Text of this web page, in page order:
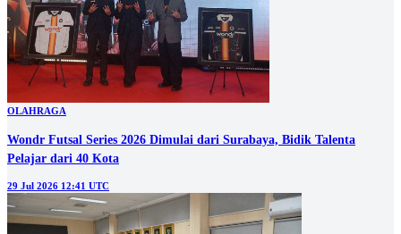
OLAHRAGA
Wondr Futsal Series 2026 Dimulai dari Surabaya, Bidik Talenta
Pelajar dari 40 Kota
29 Jul 2026 12:41 UTC